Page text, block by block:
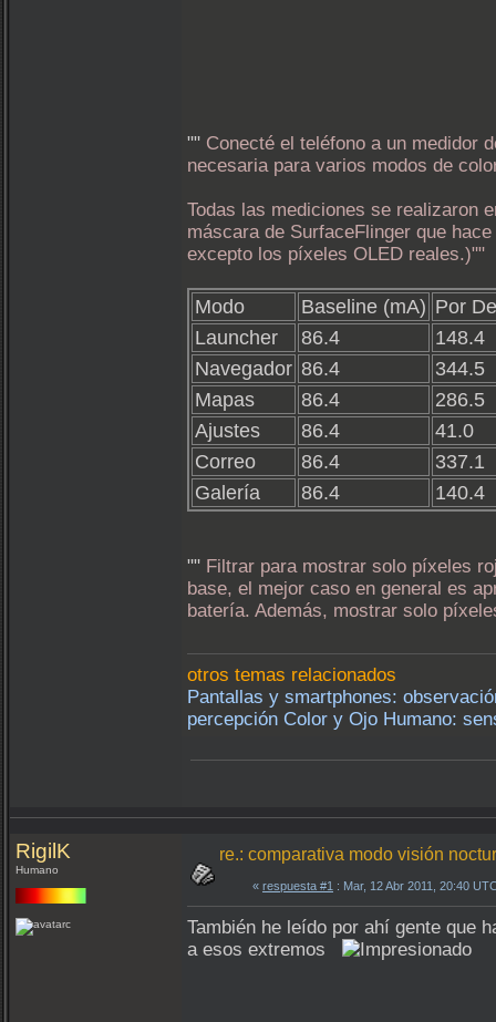
"" Conecté el teléfono a un medidor
necesaria para varios modos de
Todas las mediciones se realizaron
máscara de SurfaceFlinger que
excepto los píxeles OLED reales.)""
Modo Baseline (mA) Por
Launcher
86.4
148.4
Navegador 86.4
344.5
Mapas
86.4
286.5
Ajustes
86.4
41.0
Correo
86.4
337.1
Galería
86.4 140.4
"" Filtrar para mostrar solo píxeles
base, el mejor caso en general es
batería. Además, mostrar solo
otros temas relacionados
Pantallas y smartphones:
percepción Color y Ojo Humano:
RigilK
Humano
re.: comparativa modo visión
« respuesta #1 : Mar, 12 Abr 2011, 20:40
También he leído por ahí gente que
a esos extremos